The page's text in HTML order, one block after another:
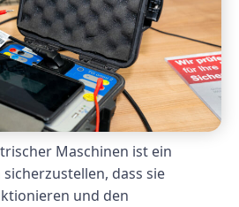
Maschinen ist ein
dass sie
und den